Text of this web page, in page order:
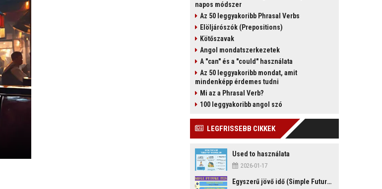
napos módszer
Az 50 leggyakoribb Phrasal Verbs
Elöljárószók (Prepositions)
Kötőszavak
Angol mondatszerkezetek
A "can" és a "could" használata
Az 50 leggyakoribb mondat, amit
mindenképp érdemes tudni
Mi az a Phrasal Verb?
100 leggyakoribb angol szó
LEGFRISSEBB CIKKEK
Used to használata
2026-01-17
Egyszerű jövő idő (Simple Future Tense)